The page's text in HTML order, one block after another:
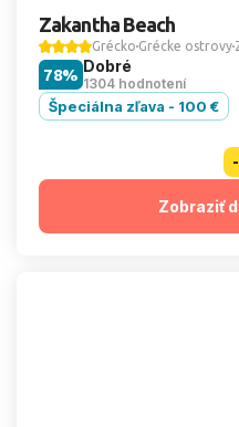
Zakantha Beach
Grécko Grécke ostrovy
Dobré
1304 hodnotení
78%
Špeciálna zľava - 100 €
Zobraziť